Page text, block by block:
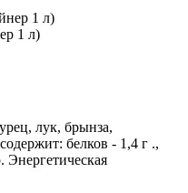
1 л)
лук, брынза,
белков - 1,4 г .,
Энергетическая